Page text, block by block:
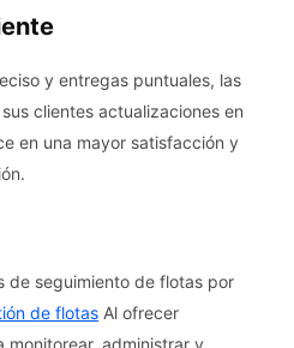
y entregas puntuales, las
clientes actualizaciones en
en una mayor satisfacción y
de seguimiento de flotas por
de flotas Al ofrecer
monitorear, administrar y